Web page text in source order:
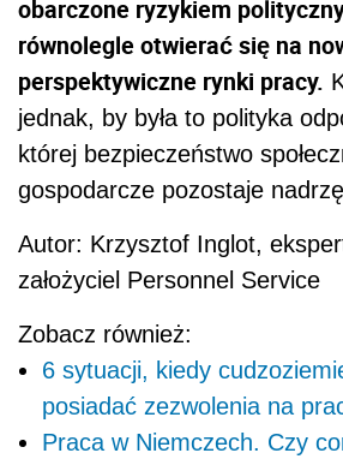
obarczone ryzykiem
równolegle otwierać się na
perspektywiczne rynki pracy.
jednak, by była to polityka
której bezpieczeństwo
gospodarcze pozostaje
Autor: Krzysztof Inglot,
założyciel Personnel Service
Zobacz również:
6 sytuacji, kiedy
posiadać zezwolenia na
Praca w Niemczech. Czy